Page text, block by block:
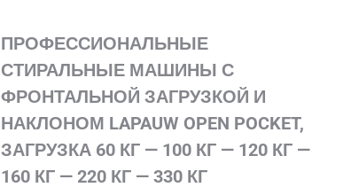
ПРОФЕССИОНАЛЬНЫЕ
СТИРАЛЬНЫЕ МАШИНЫ С
ФРОНТАЛЬНОЙ ЗАГРУЗКОЙ И
НАКЛОНОМ LAPAUW OPEN POCKET,
ЗАГРУЗКА 60 КГ — 100 КГ — 120 КГ —
160 КГ — 220 КГ — 330 КГ